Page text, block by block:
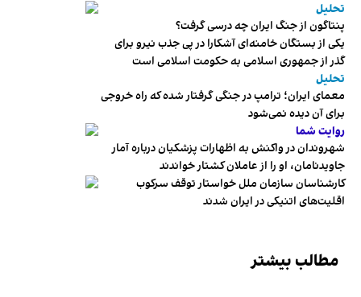
تحلیل
پنتاگون از جنگ ایران چه درسی گرفت؟
یکی از بستگان خامنه‌ای آشکارا در پی جذب نیرو برای
گذر از جمهوری اسلامی به حکومت اسلامی است
تحلیل
معمای ایران؛ ترامپ در جنگی گرفتار شده که راه خروجی
برای آن دیده نمی‌شود
روایت شما
شهروندان در واکنش به اظهارات پزشکیان درباره آمار
جاویدنامان، او را از عاملان کشتار خواندند
کارشناسان سازمان ملل خواستار توقف سرکوب
اقلیت‌های اتنیکی در ایران شدند
مطالب بیشتر